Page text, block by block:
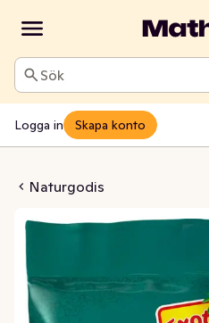
Sök
Logga in Skapa konto
Naturgodis
Fem Synder